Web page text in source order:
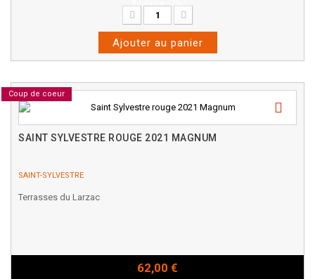
Ajouter au panier
Coup de coeur
SAINT SYLVESTRE ROUGE 2021 MAGNUM
SAINT-SYLVESTRE
Terrasses du Larzac
62,00 €